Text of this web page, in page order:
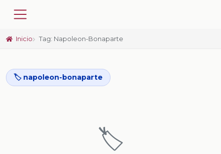
Inicio Tag: Napoleon-Bonaparte
🏷️ napoleon-bonaparte
🏷️